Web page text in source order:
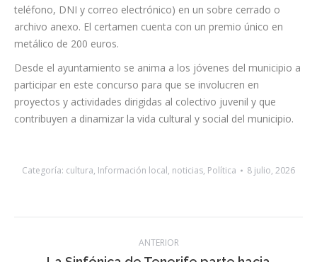
teléfono, DNI y correo electrónico) en un sobre cerrado o
archivo anexo. El certamen cuenta con un premio único en
metálico de 200 euros.
Desde el ayuntamiento se anima a los jóvenes del municipio a
participar en este concurso para que se involucren en
proyectos y actividades dirigidas al colectivo juvenil y que
contribuyen a dinamizar la vida cultural y social del municipio.
Categoría: cultura, Información local, noticias, Política 8 julio, 2026
ANTERIOR